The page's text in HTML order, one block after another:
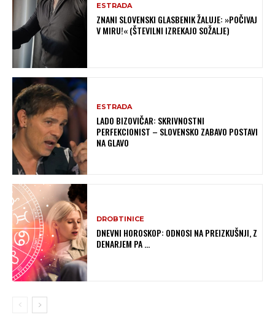
ESTRADA
ZNANI SLOVENSKI GLASBENIK ŽALUJE: »POČIVAJ
V MIRU!« (ŠTEVILNI IZREKAJO SOŽALJE)
ESTRADA
LADO BIZOVIČAR: SKRIVNOSTNI
PERFEKCIONIST – SLOVENSKO ZABAVO POSTAVI
NA GLAVO
DROBTINICE
DNEVNI HOROSKOP: ODNOSI NA PREIZKUŠNJI, Z
DENARJEM PA …